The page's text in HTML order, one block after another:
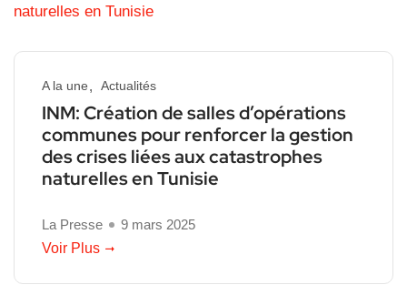
A la une Actualités
INM: Création de salles d’opérations
communes pour renforcer la gestion
des crises liées aux catastrophes
naturelles en Tunisie
La Presse
9 mars 2025
Voir Plus